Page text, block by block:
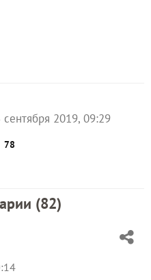
сентября 2019, 09:29
78
(82)